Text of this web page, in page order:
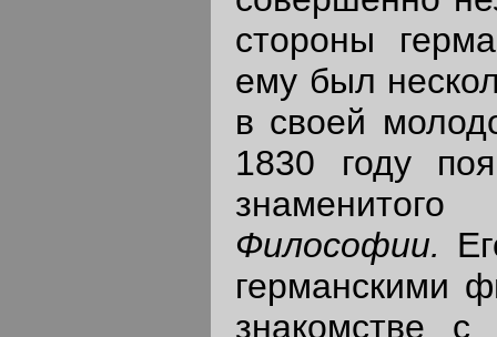
стороны
ему был
в своей
1830 году
Философии.
германскими
знакомстве